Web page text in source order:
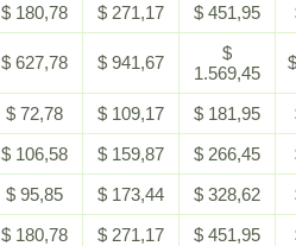
$ 180,78 $ 271,17 $ 451,95
$ 627,78 $ 941,67
$
1.569,45
$ 72,78 $ 109,17 $ 181,95
$ 106,58 $ 159,87 $ 266,45
$ 95,85 $ 173,44 $ 328,62
$ 180,78 $ 271,17 $ 451,95